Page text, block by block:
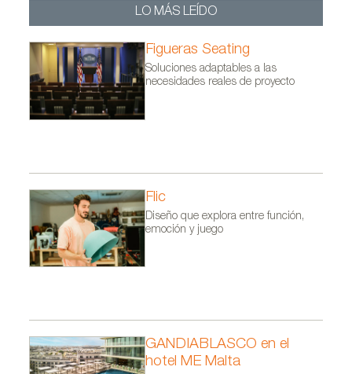
Colección de sillas NUEZ diseñadas por Patricia
LO MÁS LEÍDO
Figueras Seating
Soluciones adaptables a las
necesidades reales de proyecto
Flic
Diseño que explora entre función,
emoción y juego
GANDIABLASCO en el
hotel ME Malta